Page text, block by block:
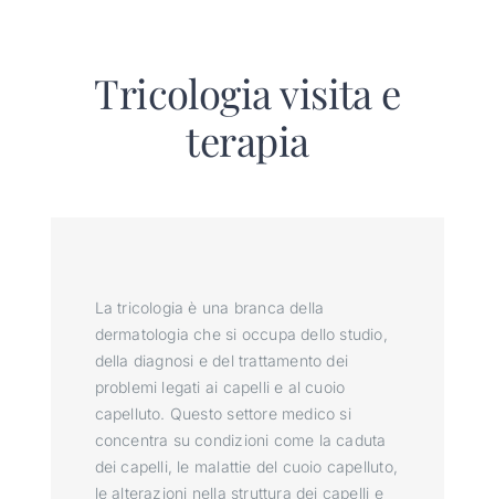
Tricologia visita e
terapia
La tricologia è una branca della
dermatologia che si occupa dello studio,
della diagnosi e del trattamento dei
problemi legati ai capelli e al cuoio
capelluto. Questo settore medico si
concentra su condizioni come la caduta
dei capelli, le malattie del cuoio capelluto,
le alterazioni nella struttura dei capelli e